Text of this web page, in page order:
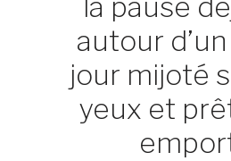
autour
jour mijoté
yeux et